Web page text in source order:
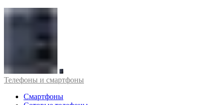
Телефоны и смартфоны
Смартфоны